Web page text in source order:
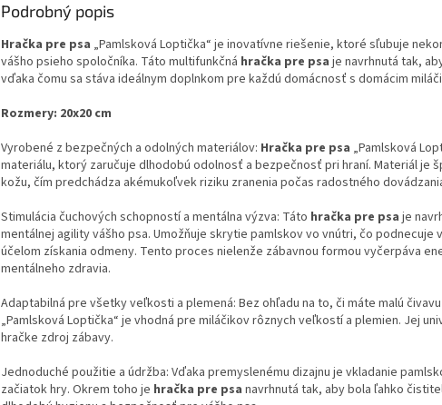
Podrobný popis
Hračka pre psa „Pamlsková Loptička“ je inovatívne riešenie, ktoré sľubuje
vášho psieho spoločníka. Táto multifunkčná hračka pre psa je navrhnutá tak,
vďaka čomu sa stáva ideálnym doplnkom pre každú domácnosť s domácim
Rozmery: 20x20 cm
Vyrobené z bezpečných a odolných materiálov: Hračka pre psa „Pamlsková
materiálu, ktorý zaručuje dlhodobú odolnosť a bezpečnosť pri hraní. Materiál je
kožu, čím predchádza akémukoľvek riziku zranenia počas radostného
Stimulácia čuchových schopností a mentálna výzva: Táto hračka pre psa je
mentálnej agility vášho psa. Umožňuje skrytie pamlskov vo vnútri, čo podnecuje
účelom získania odmeny. Tento proces nielenže zábavnou formou vyčerpáva
mentálneho zdravia.
Adaptabilná pre všetky veľkosti a plemená: Bez ohľadu na to, či máte malú
„Pamlsková Loptička“ je vhodná pre miláčikov rôznych veľkostí a plemien. Jej
hračke zdroj zábavy.
Jednoduché použitie a údržba: Vďaka premyslenému dizajnu je vkladanie
začiatok hry. Okrem toho je hračka pre psa navrhnutá tak, aby bola ľahko